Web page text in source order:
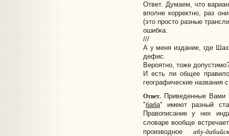
Ответ. Думаем, что
вполне корректно, раз
(это просто разные
ошибка.
///
А у меня издание, где
дефис.
Вероятно, тоже
И есть ли общее
географические названия
Ответ.Приведенные Вами
"баба" имеют разный
Правописание у них
словаре вообще
производноеабу-